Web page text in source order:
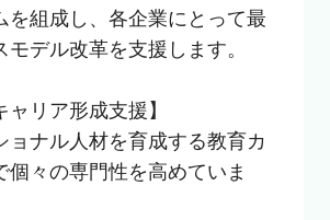
を組成し、各企業にとって最
デル改革を支援します。
ャリア形成支援】
ョナル人材を育成する教育カ
個々の専門性を高めていま